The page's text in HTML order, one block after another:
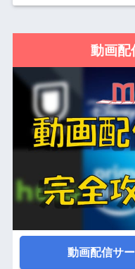
動画配
動画配信サ